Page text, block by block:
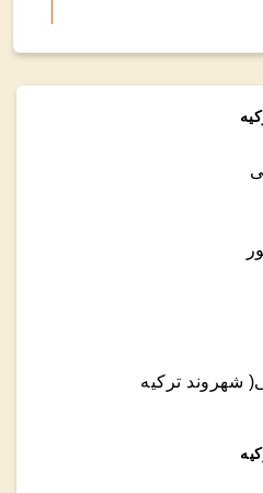
شهروند ترکیه